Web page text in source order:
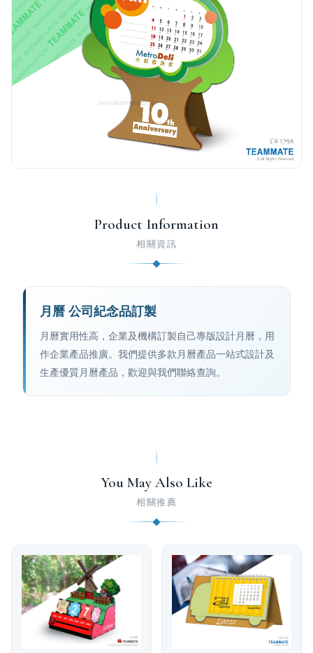
Product Information
相關資訊
月曆 公司紀念品訂製
月曆實用性高，企業及機構訂製自己專版設計月曆，用
作企業產品推廣。我們提供多款月曆產品一站式設計及
生產優質月曆產品，歡迎與我們聯絡查詢。
You May Also Like
相關推薦